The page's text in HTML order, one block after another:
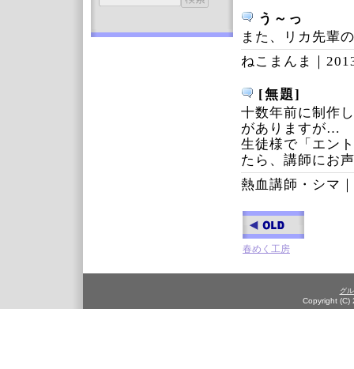
う～っ
また、リカ先輩
ねこまんま｜
[無題]
十数年前に制作
がありますが…
生徒様で「エン
たら、講師にお
熱血講師・シマ｜
春めく工房
グ
Copyright (C)